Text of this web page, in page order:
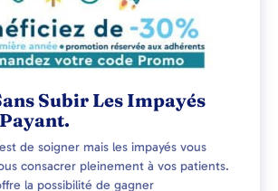
Subir Les Impayés
de soigner mais les impayés vous
consacrer pleinement à vos patients.
la possibilité de gagner